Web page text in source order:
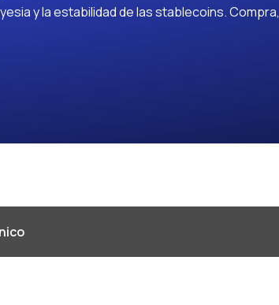
y la estabilidad de las stablecoins. Compra,